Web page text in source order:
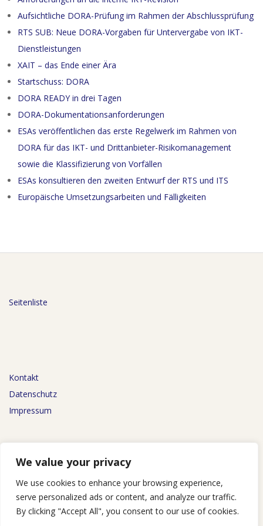
We value your privacy
We use cookies to enhance your browsing experience,
serve personalized ads or content, and analyze our traffic.
By clicking "Accept All", you consent to our use of cookies.
Aufsichtliche DORA-Prüfung im Rahmen der Abschlussprüfung
RTS SUB: Neue DORA-Vorgaben für Untervergabe von IKT-
Dienstleistungen
XAIT – das Ende einer Ära
Startschuss: DORA
DORA READY in drei Tagen
DORA-Dokumentationsanforderungen
ESAs veröffentlichen das erste Regelwerk im Rahmen von
DORA für das IKT- und Drittanbieter-Risikomanagement
sowie die Klassifizierung von Vorfällen
ESAs konsultieren den zweiten Entwurf der RTS und ITS
Europäische Umsetzungsarbeiten und Fälligkeiten
Seitenliste
Kontakt
Datenschutz
Impressum
AGB